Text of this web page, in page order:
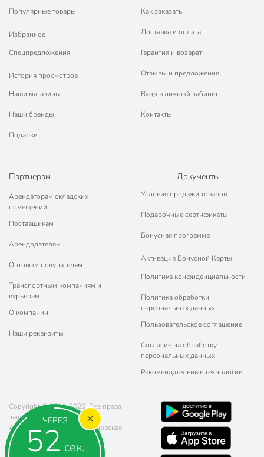
ЧЕРЕЗ
51 сек.
Популярные товары
Избранное
Спецпредложения
История просмотров
Наши магазины
Наши бренды
Подарки
Как заказать
Доставка и оплата
Гарантия и возврат
Отзывы и предложения
Вход в личный кабинет
Контакты
Партнерам
Арендаторам складских
помещений
Поставщикам
Арендодателям
Оптовым покупателям
Транспортным компаниям и
курьерам
О компании
Наши реквизиты
Документы
Условия продажи товаров
Подарочные сертификаты
Бонусная программа
Активация Бонусной Карты
Политика конфиденциальности
Политика обработки
персональных данных
Пользовательское соглашение
Согласие на обработку
персональных данных
Рекомендательные технологии
Copyright © 2011-2026. Все права
защищены.
Адрес: г. Москва, ул. Чертановская
20 (метро Южная)
Телефон:8 (800) 770-77-06